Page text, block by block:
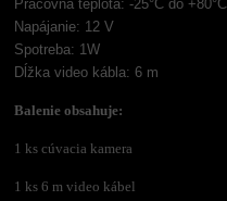
Pracovná teplota: -25°C do +80°C
Napájanie: 12 V
Spotreba: 1W
Dĺžka video kábla: 6 m
Balenie obsahuje:
1 ks cúvacia kamera
1 ks 6 m video kábel